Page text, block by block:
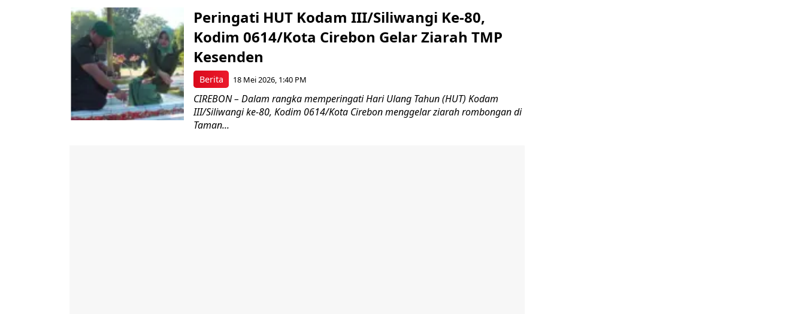
Berita
Peringati HUT Kodam III/Siliwangi Ke-80,
Kodim 0614/Kota Cirebon Gelar Ziarah TMP
Kesenden
18 Mei 2026, 1:40 PM
CIREBON – Dalam rangka memperingati Hari Ulang Tahun (HUT) Kodam
III/Siliwangi ke-80, Kodim 0614/Kota Cirebon menggelar ziarah rombongan di
Taman...